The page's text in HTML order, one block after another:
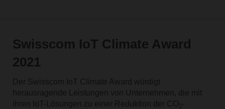
Swisscom IoT Climate Award
2021
Der Swisscom IoT Climate Award würdigt
herausragende Leistungen von Unternehmen, die mit
ihren IoT-Lösungen zu einer Reduktion der CO -